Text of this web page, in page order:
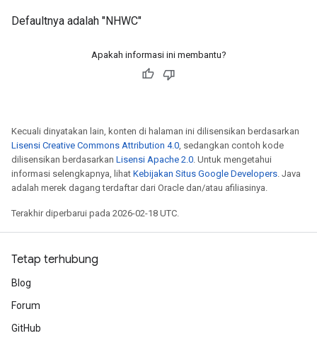
Defaultnya adalah "NHWC"
Apakah informasi ini membantu?
Kecuali dinyatakan lain, konten di halaman ini dilisensikan berdasarkan
Lisensi Creative Commons Attribution 4.0, sedangkan contoh kode
dilisensikan berdasarkan Lisensi Apache 2.0. Untuk mengetahui
informasi selengkapnya, lihat Kebijakan Situs Google Developers. Java
adalah merek dagang terdaftar dari Oracle dan/atau afiliasinya.
Terakhir diperbarui pada 2026-02-18 UTC.
Tetap terhubung
Blog
Forum
GitHub